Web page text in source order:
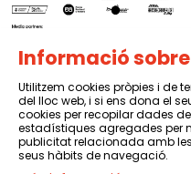
Sitemap | Avís Legal |
Informació
Utilitzem cookies pròpies i de
del lloc web, i si ens dona el
cookies per recopilar dades
estadístiques agregades per
publicitat relacionada amb
seus hàbits de navegació.